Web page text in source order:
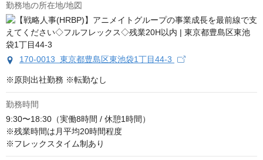
勤務地の所在地/地図
170-0013 東京都豊島区東池袋1丁目44-3
※原則出社勤務 ※転勤なし
勤務時間
9:30〜18:30（実働8時間 / 休憩1時間）
※残業時間は月平均20時間程度
※フレックスタイム制あり